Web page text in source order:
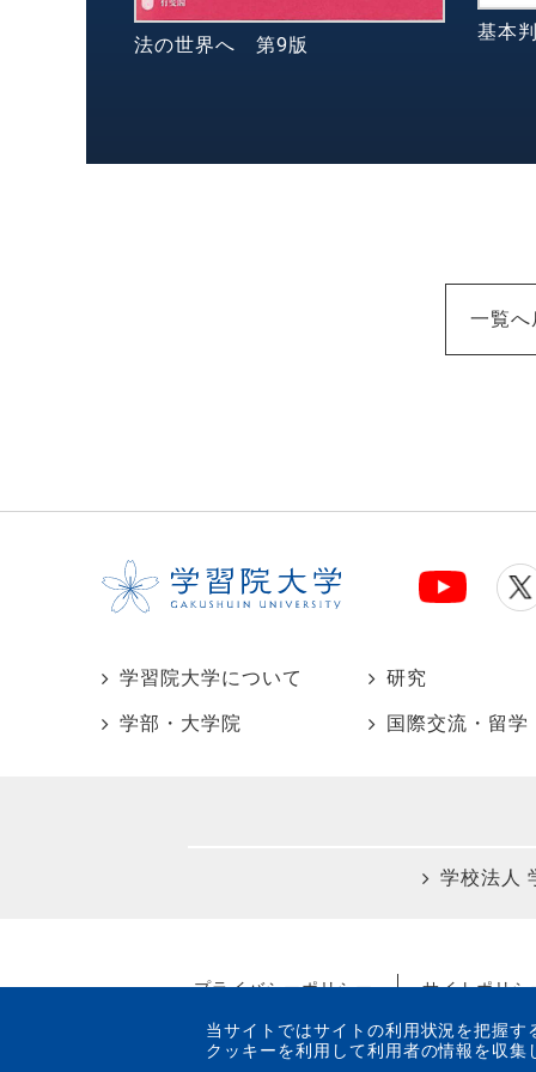
法の世界へ 第9版
基本
一覧へ
当サイトではサイトの利用状況を把握
クッキーを利用して利用者の情報を収集
学習院大学について
研究
学部・大学院
国際交流・留学
学校法人
プライバシーポリシー サイトポリシ